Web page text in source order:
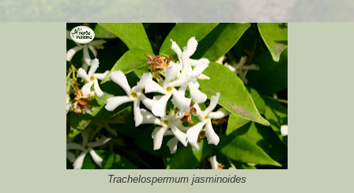
Trachelospermum jasminoides